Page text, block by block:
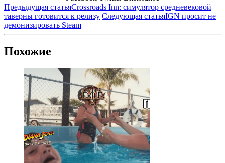
Предыдущая статьяCrossroads Inn: симулятор средневековой
таверны готовится к релизу Следующая статьяIGN просит не
демонизировать Steam
Похожие